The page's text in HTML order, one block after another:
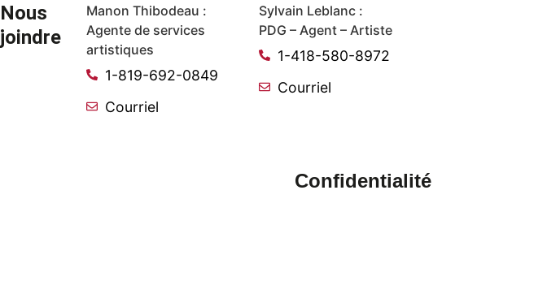
Nous
joindre
Manon Thibodeau :
Agente de services
artistiques
1-819-692-0849
Courriel
Sylvain Leblanc :
PDG – Agent – Artiste
1-418-580-8972
Courriel
Confidentialité